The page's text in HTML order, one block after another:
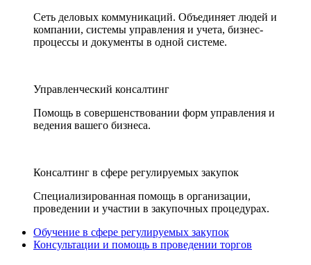
Сеть деловых коммуникаций. Объединяет людей и
компании, системы управления и учета, бизнес-
процессы и документы в одной системе.
Управленческий консалтинг
Помощь в совершенствовании форм управления и
ведения вашего бизнеса.
Консалтинг в сфере регулируемых закупок
Специализированная помощь в организации,
проведении и участии в закупочных процедурах.
Обучение в сфере регулируемых закупок
Консультации и помощь в проведении торгов